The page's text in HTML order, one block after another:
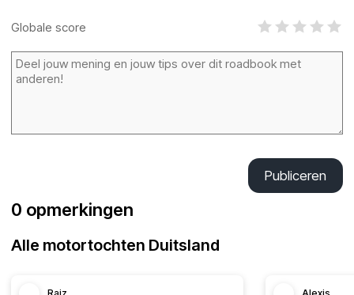
Globale score
Publiceren
0 opmerkingen
Alle motortochten Duitsland